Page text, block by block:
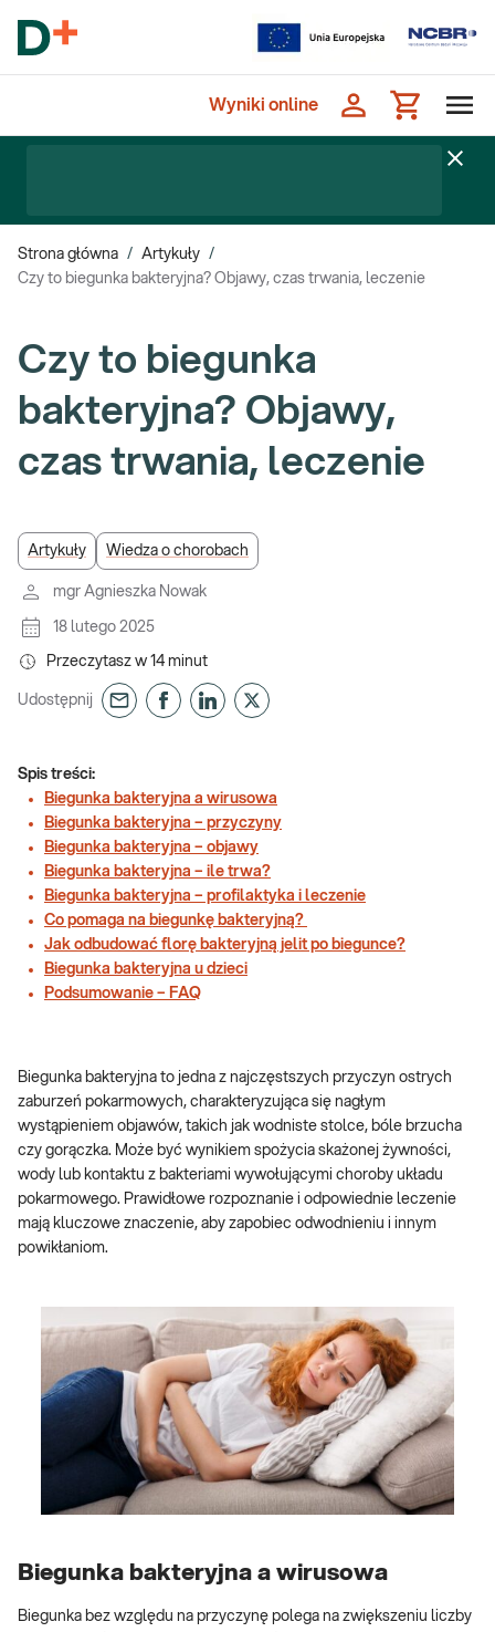
Wyniki online
Strona główna / Artykuły /
Czy to biegunka bakteryjna? Objawy, czas trwania, leczenie
Czy to biegunka
bakteryjna? Objawy,
czas trwania, leczenie
Artykuły Wiedza o chorobach
mgr Agnieszka Nowak
18 lutego 2025
Przeczytasz w 14 minut
Udostępnij
Spis treści:
Biegunka bakteryjna a wirusowa
Biegunka bakteryjna – przyczyny
Biegunka bakteryjna – objawy
Biegunka bakteryjna – ile trwa?
Biegunka bakteryjna – profilaktyka i leczenie
Co pomaga na biegunkę bakteryjną?
Jak odbudować florę bakteryjną jelit po biegunce?
Biegunka bakteryjna u dzieci
Podsumowanie – FAQ
Biegunka bakteryjna to jedna z najczęstszych przyczyn ostrych
zaburzeń pokarmowych, charakteryzująca się nagłym
wystąpieniem objawów, takich jak wodniste stolce, bóle brzucha
czy gorączka. Może być wynikiem spożycia skażonej żywności,
wody lub kontaktu z bakteriami wywołującymi choroby układu
pokarmowego. Prawidłowe rozpoznanie i odpowiednie leczenie
mają kluczowe znaczenie, aby zapobiec odwodnieniu i innym
powikłaniom.
Biegunka bakteryjna a wirusowa
Biegunka bez względu na przyczynę polega na zwiększeniu liczby